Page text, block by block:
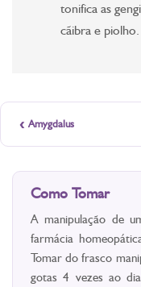
tonifica as
cãibra e piolho.
‹ Amygdalus
Como Tomar
A manipulação de
farmácia
Tomar do frasco
gotas 4 vezes ao